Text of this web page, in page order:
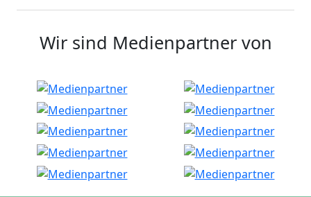
Wir sind Medienpartner von